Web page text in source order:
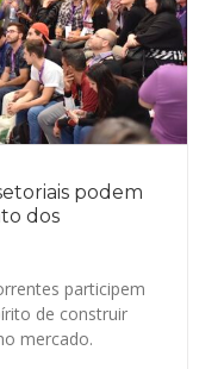
podem
dos
participem
de construir
mercado.